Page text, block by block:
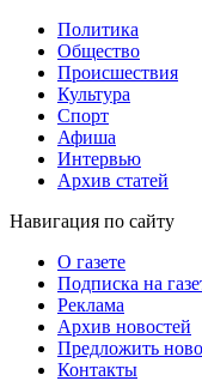
Политика
Общество
Проиcшествия
Культура
Спорт
Афиша
Интервью
Архив статей
Навигация по сайту
О газете
Подписка на
Реклама
Архив новостей
Предложить
Контакты